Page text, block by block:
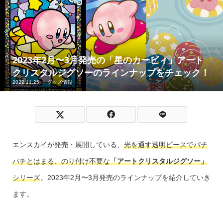
2023年2月〜3月発売の「星のカービィ」アート
クリスタルジグソーのラインナップをチェック！
2022.11.25 グッズ情報
エンスカイが発売・展開している、 光を通す透明ピースでパチ
パチとはまる、のり付け不要な「アートクリスタルジグソー」
シリーズ。2023年2月〜3月発売のラインナップを紹介していき
ます。